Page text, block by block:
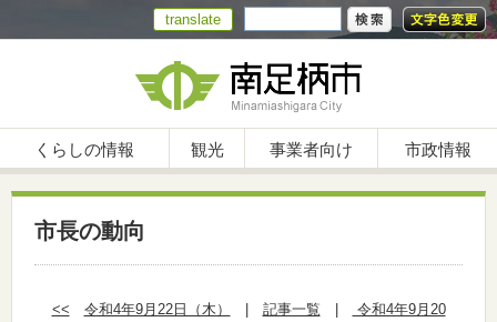
translate
くらしの情報 観光 事業者向け 市政情報
市長の動向
<< 令和4年9月22日（木） 記事一覧
令和4年9月20